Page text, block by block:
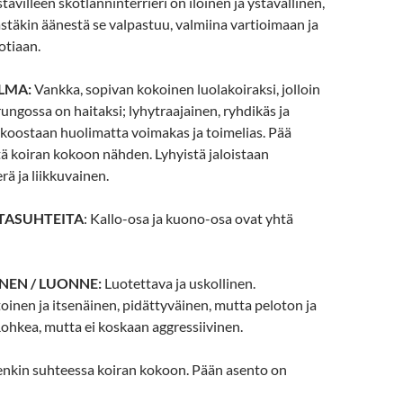
äänestä se valpastuu, valmiina vartioimaan ja
Vankka, sopivan kokoinen luolakoiraksi, jolloin
on haitaksi; lyhytraajainen, ryhdikäs ja
huolimatta voimakas ja toimelias. Pää
koiran kokoon nähden. Lyhyistä jaloistaan
ja liikkuvainen.
: Kallo-osa ja kuono-osa ovat yhtä
/ LUONNE: Luotettava ja uskollinen.
ja itsenäinen, pidättyväinen, mutta peloton ja
mutta ei koskaan aggressiivinen.
suhteessa koiran kokoon. Pään asento on